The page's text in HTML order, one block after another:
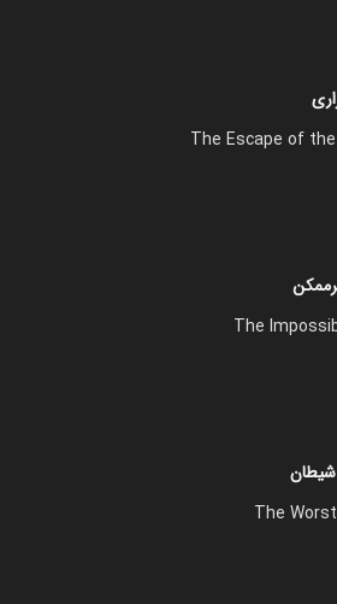
The Escape of
The
The